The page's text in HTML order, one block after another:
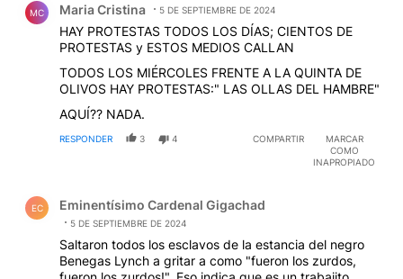
MC Maria Cristina 5 DE SEPTIEMBRE DE 2024
HAY PROTESTAS TODOS LOS DÍAS; CIENTOS DE
PROTESTAS y ESTOS MEDIOS CALLAN
TODOS LOS MIÉRCOLES FRENTE A LA QUINTA DE
OLIVOS HAY PROTESTAS:" LAS OLLAS DEL HAMBRE"
AQUÍ?? NADA.
RESPONDER 3 4 COMPARTIR
MARCAR
COMO
INAPROPIADO
EC Eminentísimo Cardenal Gigachad
5 DE SEPTIEMBRE DE 2024
Saltaron todos los esclavos de la estancia del negro
Benegas Lynch a gritar a como "fueron los zurdos,